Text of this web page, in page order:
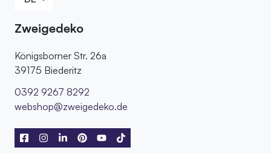
Zweigedeko
Königsborner Str. 26a
39175 Biederitz
0392 9267 8292
webshop@zweigedeko.de